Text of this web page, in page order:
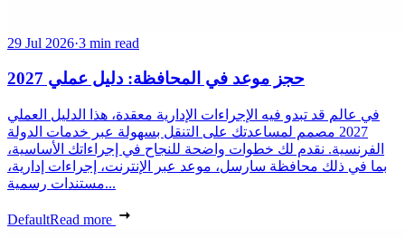
29 Jul 2026·3 min read
حجز موعد في المحافظة: دليل عملي 2027
في عالم قد تبدو فيه الإجراءات الإدارية معقدة، هذا الدليل العملي
2027 مصمم لمساعدتك على التنقل بسهولة عبر خدمات الدولة
الفرنسية. نقدم لك خطوات واضحة للنجاح في إجراءاتك الأساسية،
بما في ذلك محافظة سارسل، موعد عبر الإنترنت، إجراءات إدارية،
مستندات رسمية...
DefaultRead more